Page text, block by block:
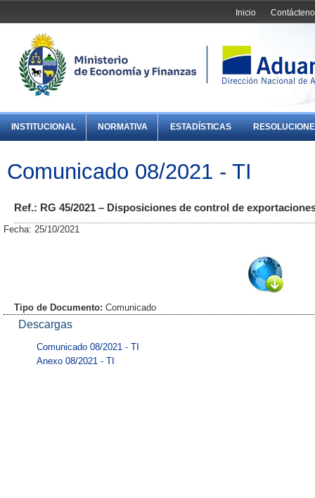
Inicio
INSTITUCIONAL NORMATIVA ESTADÍSTICAS
Comunicado 08/2021 - TI
Ref.: RG 45/2021 – Disposiciones de control de
Fecha: 25/10/2021
Tipo de Documento: Comunicado
Descargas
Comunicado 08/2021 - TI
Anexo 08/2021 - TI